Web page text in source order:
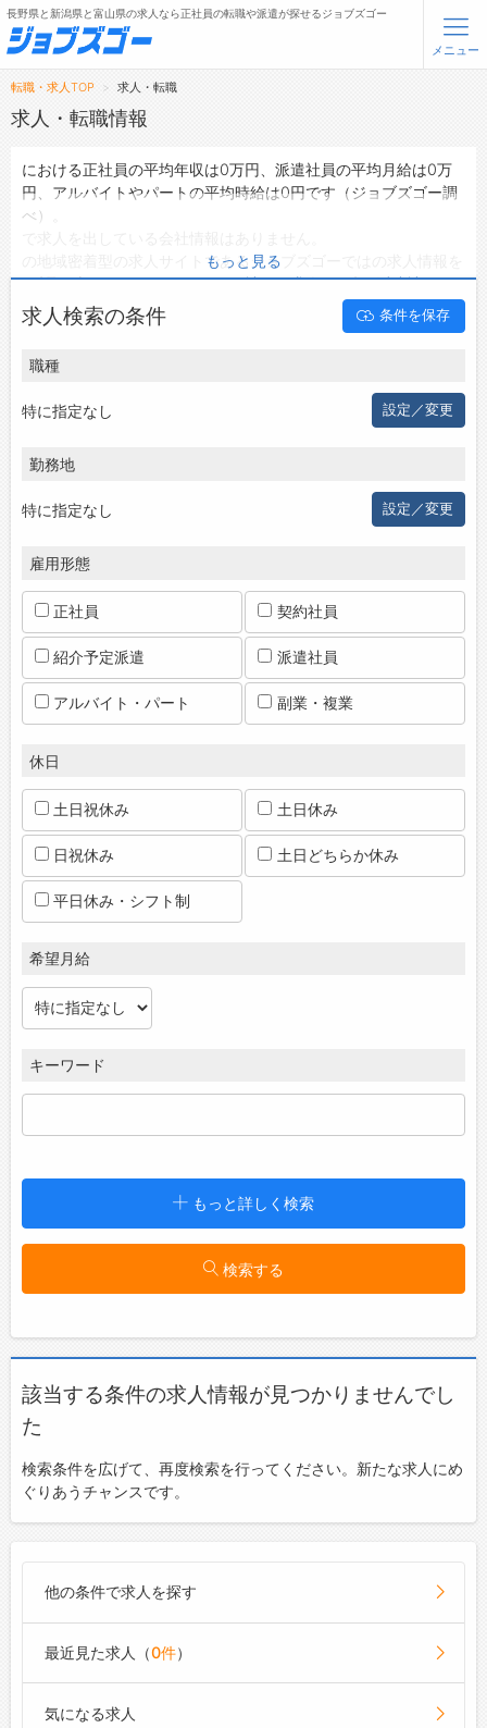
無料会員登録
メニュー
トップ
転職支援サービスについて
お問い合わせ
長野県と新潟県と富山県の求人なら正社員の転職や派遣が探せるジョブズゴー
メニュー
転職・求人TOP 求人・転職
求人・転職情報
における正社員の平均年収は0万円、派遣社員の平均月給は0万
円、アルバイトやパートの平均時給は0円です（ジョブズゴー調
べ）。
の地域密着型の求人サイトであるジョブズゴーではの求人情報を
0件取り扱っており、そのうち正社員の求人は0件、派遣社員の
求人は0件、 アルバイト・パートの求人
は0件です。
ハローワークにはない求人も多数扱っており、転職だけでなく、
人・転職情報を探している方は、ぜひ興味のある職種に応募して
もっと見る
求人検索の条件 条件を保存
職種
特に指定なし 設定／変更
勤務地
特に指定なし 設定／変更
雇用形態
正社員 契約社員
紹介予定派遣 派遣社員
アルバイト・パート 副業・複業
休日
土日祝休み 土日休み
日祝休み 土日どちらか休み
平日休み・シフト制
希望月給
キーワード
特に指定なし 設定／変更
就業時間
終業： 時
除外ワード
もっと詳しく検索
検索する
該当する条件の求人情報が見つかりませんでし
た
検索条件を広げて、再度検索を行ってください。新たな求人にめ
ぐりあうチャンスです。
他の条件で求人を探す
最近見た求人（0件）
気になる求人